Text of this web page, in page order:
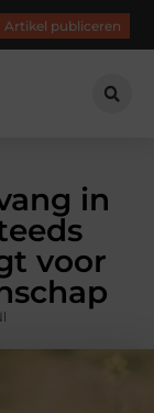
Artikel publiceren
in
voor